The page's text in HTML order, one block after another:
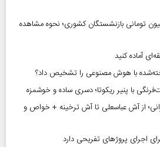
وام ضروری ۷۵ میلیون تومانی بازنشستگان کشوری؛ نحوه مشاهده
با هوش مصنوعی را تشخیص داد؟
با پنیر ریکوتا؛ دسری ساده و خوشمزه
از آش عباسعلی تا آش ترخینه + خواص و
اجرای پروژهای تفریحی دارد